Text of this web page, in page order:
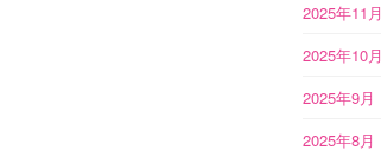
2025年11月
2025年10月
2025年9月
2025年8月